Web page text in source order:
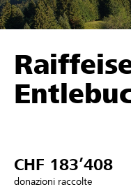
Sostenere
Aiuto &
Trova progetti e
CHF 183’408
donazioni raccolte